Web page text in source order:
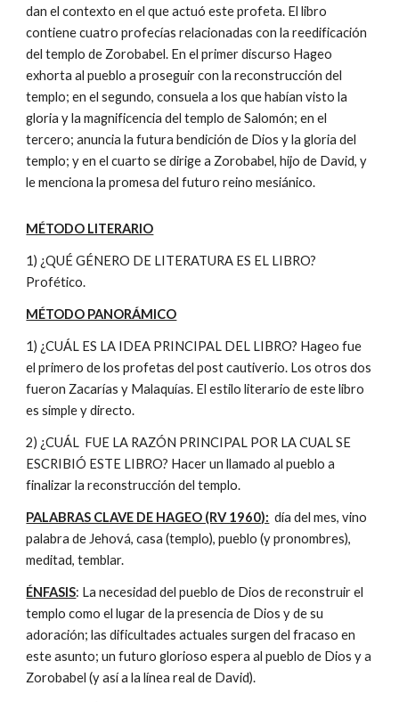
dan el contexto en el que actuó este profeta. El libro
contiene cuatro profecías relacionadas con la reedificación
del templo de Zorobabel. En el primer discurso Hageo
exhorta al pueblo a proseguir con la reconstrucción del
templo; en el segundo, consuela a los que habían visto la
gloria y la magnificencia del templo de Salomón; en el
tercero; anuncia la futura bendición de Dios y la gloria del
templo; y en el cuarto se dirige a Zorobabel, hijo de David, y
le menciona la promesa del futuro reino mesiánico.
MÉTODO LITERARIO
1) ¿QUÉ GÉNERO DE LITERATURA ES EL LIBRO?
Profético.
MÉTODO PANORÁMICO
1) ¿CUÁL ES LA IDEA PRINCIPAL DEL LIBRO? Hageo fue
el primero de los profetas del post cautiverio. Los otros dos
fueron Zacarías y Malaquías. El estilo literario de este libro
es simple y directo.
2) ¿CUÁL FUE LA RAZÓN PRINCIPAL POR LA CUAL SE
ESCRIBIÓ ESTE LIBRO? Hacer un llamado al pueblo a
finalizar la reconstrucción del templo.
PALABRAS CLAVE DE HAGEO (RV 1960): día del mes, vino
palabra de Jehová, casa (templo), pueblo (y pronombres),
meditad, temblar.
ÉNFASIS: La necesidad del pueblo de Dios de reconstruir el
templo como el lugar de la presencia de Dios y de su
adoración; las dificultades actuales surgen del fracaso en
este asunto; un futuro glorioso espera al pueblo de Dios y a
Zorobabel (y así a la línea real de David).